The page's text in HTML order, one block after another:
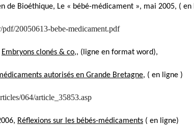
de Bioéthique, Le « bébé-médicament », mai 2005, ( en
20050613-bebe-medicament.pdf
Embryons clonés & co,, (ligne en format word),
autorisés en Grande Bretagne, ( en ligne )
064/article_35853.asp
Réflexions sur les bébés-médicaments ( en ligne)